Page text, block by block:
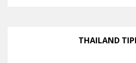
THAILAND